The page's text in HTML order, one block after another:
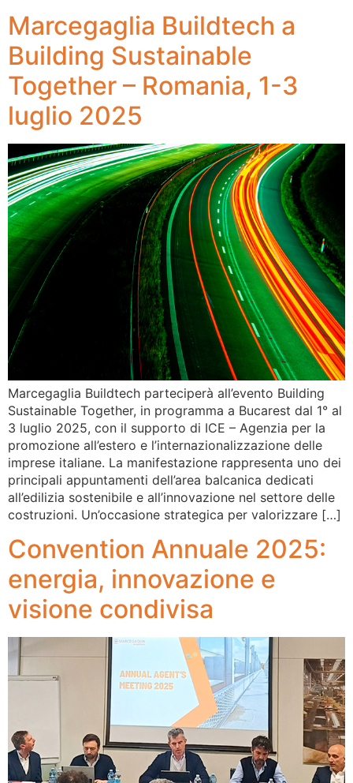
Marcegaglia Buildtech a
Building Sustainable
Together – Romania, 1-3
luglio 2025
Marcegaglia Buildtech parteciperà all’evento Building
Sustainable Together, in programma a Bucarest dal 1° al
3 luglio 2025, con il supporto di ICE – Agenzia per la
promozione all’estero e l’internazionalizzazione delle
imprese italiane. La manifestazione rappresenta uno dei
principali appuntamenti dell’area balcanica dedicati
all’edilizia sostenibile e all’innovazione nel settore delle
costruzioni. Un’occasione strategica per valorizzare […]
Convention Annuale 2025:
energia, innovazione e
visione condivisa